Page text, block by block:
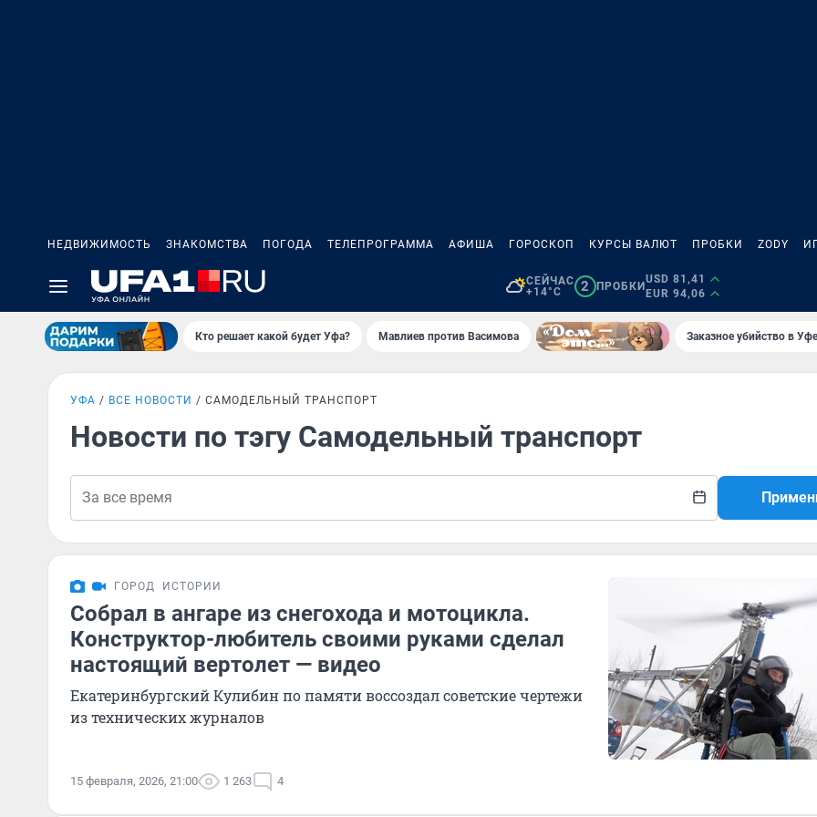
НЕДВИЖИМОСТЬ ЗНАКОМСТВА ПОГОДА ТЕЛЕПРОГРАММА АФИША ГОРОСКОП КУРСЫ ВАЛЮТ ПРОБКИ ZODY
СЕЙЧАС
+14°C
2 ПРОБКИ
USD 81,41
EUR 94,06
Кто решает какой будет Уфа? Мавлиев против Васимова Заказное убийство в
УФА ВСЕ НОВОСТИ САМОДЕЛЬНЫЙ ТРАНСПОРТ
Новости по тэгу Самодельный транспорт
ГОРОД ИСТОРИИ
Собрал в ангаре из снегохода и мотоцикла.
Конструктор-любитель своими руками сделал
настоящий вертолет — видео
Екатеринбургский Кулибин по памяти воссоздал советские чертежи
из технических журналов
15 февраля, 2026, 21:00 1 263 4